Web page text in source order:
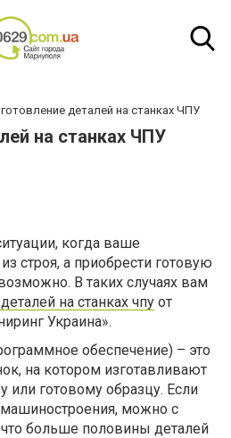
деталей на станках ЧПУ
на станках ЧПУ
когда ваше
строя, а приобрести готовую
В таких случаях вам
на станках чпу от
Украина».
обеспечение) – это
на котором изготавливают
или готовому образцу. Если
машиностроения, можно с
больше половины деталей